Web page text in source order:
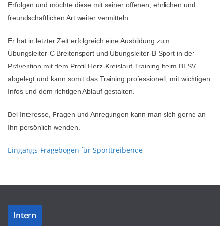
Erfolgen und möchte diese mit seiner offenen, ehrlichen und
freundschaftlichen Art weiter vermitteln.
Er hat in letzter Zeit erfolgreich eine Ausbildung zum
Übungsleiter-C Breitensport und Übungsleiter-B Sport in der
Prävention mit dem Profil Herz-Kreislauf-Training beim BLSV
abgelegt und kann somit das Training professionell, mit wichtigen
Infos und dem richtigen Ablauf gestalten.
Bei Interesse, Fragen und Anregungen kann man sich gerne an
Ihn persönlich wenden.
Eingangs-Fragebogen für Sporttreibende
Intern